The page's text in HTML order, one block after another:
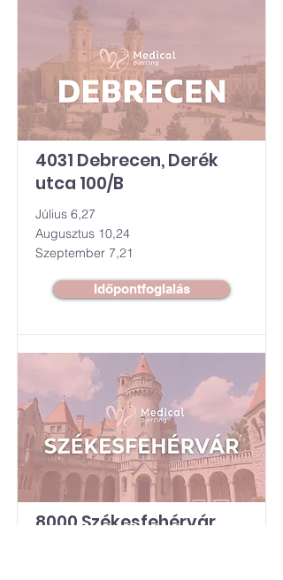
4031 Debrecen, Derék
utca 100/B
Július 6,27
Augusztus 10,24
Szeptember 7,21
Időpontfoglalás
8000 Székesfehérvár,